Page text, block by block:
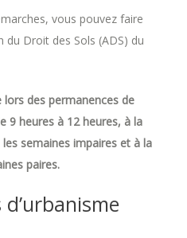
vous pouvez faire
du Droit des Sols (ADS) du
des permanences de
9 heures à 12 heures, à la
les semaines impaires et à la
paires.